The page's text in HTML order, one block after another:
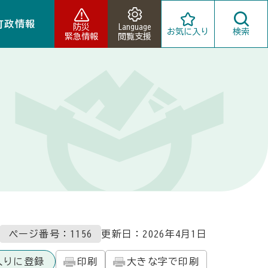
政情報
防災
緊急情報
Language
閲覧支援
お気に入り 検索
ページ番号：1156 更新日： 2026年4月1日
りに登録 印刷 大きな字で印刷